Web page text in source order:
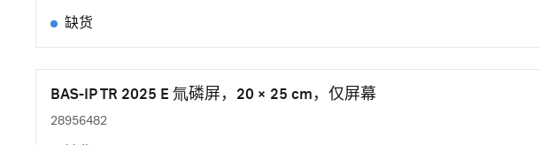
缺货
BAS-IP TR 2025 E 氚磷屏，20 × 25 cm，仅屏幕
28956482